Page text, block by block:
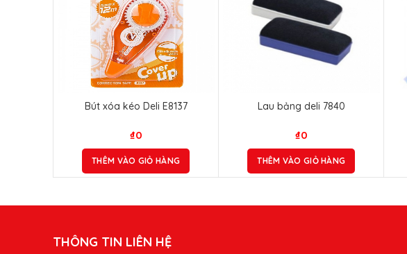
Bút xóa kéo Deli E8137
₫0
THÊM VÀO GIỎ HÀNG
Lau bảng deli 7840
₫0
THÊM VÀO GIỎ HÀNG
THÔNG TIN LIÊN HỆ